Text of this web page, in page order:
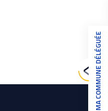
MA COMMUNE DÉLÉGUÉE